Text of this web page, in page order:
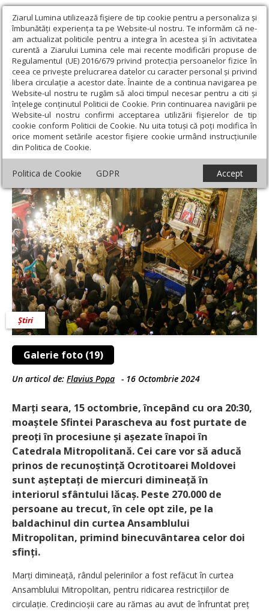
Ziarul Lumina utilizează fişiere de tip cookie pentru a personaliza și
îmbunătăți experiența ta pe Website-ul nostru. Te informăm că ne-
am actualizat politicile pentru a integra în acestea și în activitatea
curentă a Ziarului Lumina cele mai recente modificări propuse de
Regulamentul (UE) 2016/679 privind protecția persoanelor fizice în
ceea ce privește prelucrarea datelor cu caracter personal și privind
libera circulație a acestor date. Înainte de a continua navigarea pe
Website-ul nostru te rugăm să aloci timpul necesar pentru a citi și
înțelege conținutul Politicii de Cookie. Prin continuarea navigării pe
Website-ul nostru confirmi acceptarea utilizării fişierelor de tip
cookie conform Politicii de Cookie. Nu uita totuși că poți modifica în
orice moment setările acestor fişiere cookie urmând instrucțiunile
din Politica de Cookie.
Politica de Cookie GDPR Accept
Ziarul Lumina › Actualitate religioasă › Știri › Încheierea
hramului Sfintei Parascheva și bilanțul evenimentului duhovnicesc
Încheierea hramului Sfintei Parascheva și
bilanțul evenimentului duhovnicesc
Galerie foto (19)
Știri
Un articol de: Flavius Popa - 16 Octombrie 2024
Marți seara, 15 octombrie, începând cu ora 20:30,
moaștele Sfintei Parascheva au fost purtate de
preoți în procesiune și așezate înapoi în
Catedrala Mitropolitană. Cei care vor să aducă
prinos de recunoștință Ocrotitoarei Moldovei
sunt așteptați de miercuri dimineață în
interiorul sfântului lăcaș. Peste 270.000 de
persoane au trecut, în cele opt zile, pe la
baldachinul din curtea Ansamblului
Mitropolitan, primind binecuvântarea celor doi
sfinți.
Marți dimineață, rândul pelerinilor a fost refăcut în curtea
Ansamblului Mitropolitan, pentru ridicarea restricțiilor de
circulație. Credincioșii care au rămas au avut de înfruntat preț